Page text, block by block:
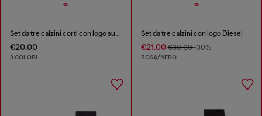
Set da tre calzini corti con logo sul collo del piede
€20.00
3 COLORI
Set da tre calzini con logo Diesel
€21.00€30.00-30%
ROSA/NERO